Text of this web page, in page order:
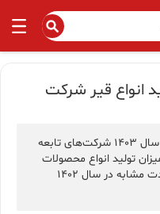
تولید انواع قیر شرکت
بررسی عملکرد تولیدی 6 ماهه نخست سال 1403 شرکت‌های تابعه
افزایش 15 درصدی میزان تولید انواع محصولات
قیر شرکت نفت پاسارگاد نسبت به مدت مشابه در سال 1402